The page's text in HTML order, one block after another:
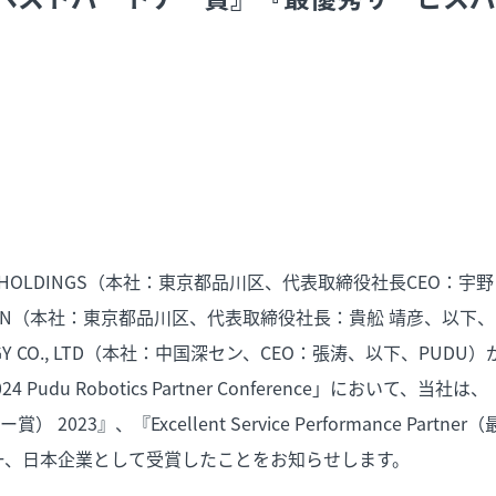
（本社：東京都品川区、代表取締役社長CEO：宇
（本社：東京都品川区、代表取締役社長：貴舩 靖彦、以下
CO., LTD（本社：中国深セン、CEO：張涛、以下、PUDU
Pudu Robotics Partner Conference」において、当社は
賞） 2023』、『Excellent Service Performance Partner（
日本企業として受賞したことをお知らせします。